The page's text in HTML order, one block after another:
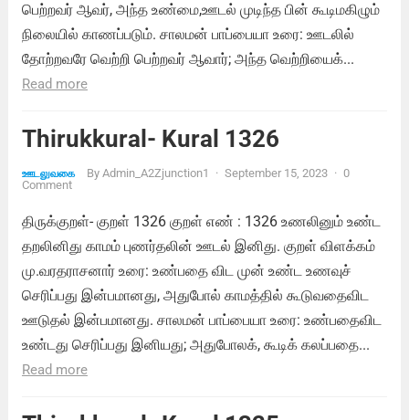
பெற்றவர் ஆவர், அந்த உண்மை,ஊடல் முடிந்த பின் கூடிமகிழும்
நிலையில் காணப்படும். சாலமன் பாப்பையா உரை: ஊடலில்
தோற்றவரே வெற்றி பெற்றவர் ஆவார்; அந்த வெற்றியைக்...
Read more
Thirukkural- Kural 1326
ஊடலுவகை By Admin_A2Zjunction1 · September 15, 2023 · 0
Comment
திருக்குறள்- குறள் 1326 குறள் எண் : 1326 உணலினும் உண்ட
தறலினிது காமம் புணர்தலின் ஊடல் இனிது. குறள் விளக்கம்
மு.வரதராசனார் உரை: உண்பதை விட முன் உண்ட உணவுச்
செரிப்பது இன்பமானது, அதுபோல் காமத்தில் கூடுவதைவிட
ஊடுதல் இன்பமானது. சாலமன் பாப்பையா உரை: உண்பதைவிட
உண்டது செரிப்பது இனியது; அதுபோலக், கூடிக் கலப்பதை...
Read more